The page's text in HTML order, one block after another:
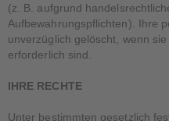
(z. B. aufgrund
Aufbewahrungspflichten). Ihre
unverzüglich gelöscht, wenn
erforderlich sind.
IHRE RECHTE
Unter bestimmten gesetzlich